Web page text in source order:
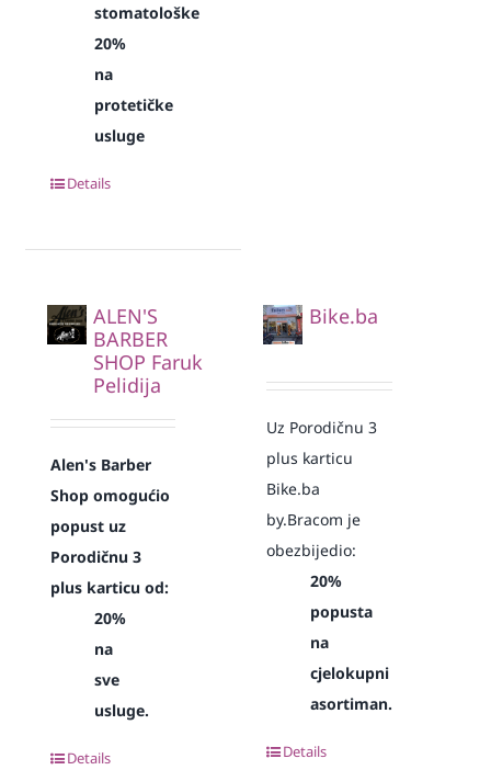
stomatološke
20%
na
protetičke
usluge
Details
ALEN'S
BARBER
SHOP Faruk
Pelidija
Alen's Barber
Shop omogućio
popust uz
Porodičnu 3
plus karticu od:
20%
na
sve
usluge.
Details
Bike.ba
Uz Porodičnu 3
plus karticu
Bike.ba
by.Bracom je
obezbijedio:
20%
popusta
na
cjelokupni
asortiman.
Details